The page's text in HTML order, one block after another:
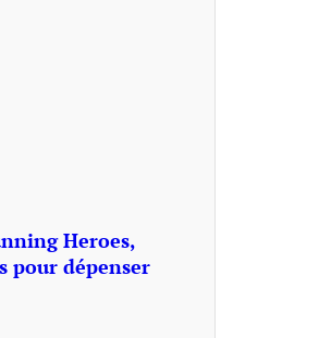
Heroes,
pour dépenser